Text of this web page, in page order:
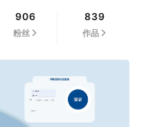
906
粉丝
839
作品